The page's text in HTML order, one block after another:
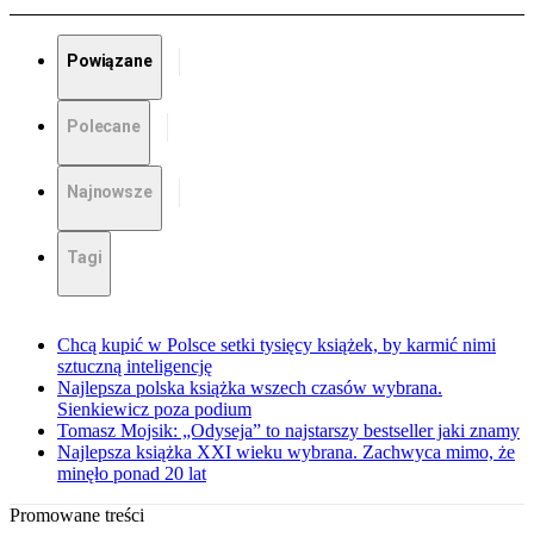
Powiązane
Polecane
Najnowsze
Tagi
Chcą kupić w Polsce setki tysięcy książek, by karmić nimi
sztuczną inteligencję
Najlepsza polska książka wszech czasów wybrana.
Sienkiewicz poza podium
Tomasz Mojsik: „Odyseja” to najstarszy bestseller jaki znamy
Najlepsza książka XXI wieku wybrana. Zachwyca mimo, że
minęło ponad 20 lat
Promowane treści